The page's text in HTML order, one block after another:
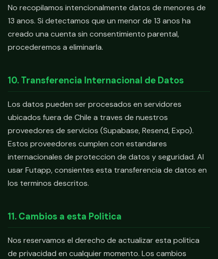
No recopilamos intencionalmente datos de menores de
13 anos. Si detectamos que un menor de 13 anos ha
creado una cuenta sin consentimiento parental,
procederemos a eliminarla.
10. Transferencia Internacional de Datos
Los datos pueden ser procesados en servidores
ubicados fuera de Chile a traves de nuestros
proveedores de servicios (Supabase, Resend, Expo).
Estos proveedores cumplen con estandares
internacionales de proteccion de datos y seguridad. Al
usar Futapp, consientes esta transferencia de datos en
los terminos descritos.
11. Cambios a esta Politica
Nos reservamos el derecho de actualizar esta politica
de privacidad en cualquier momento. Los cambios